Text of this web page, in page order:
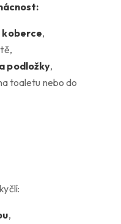
koberce,
podložky,
toaletu nebo do
,